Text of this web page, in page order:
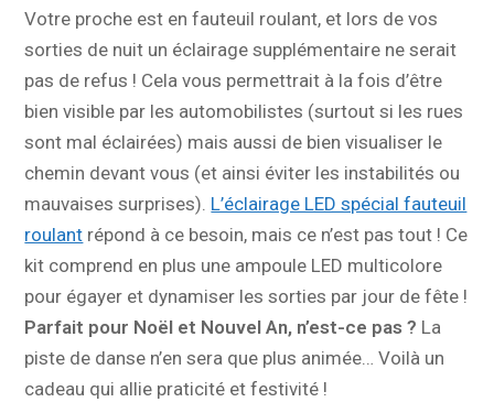
Votre proche est en fauteuil roulant, et lors de vos
sorties de nuit un éclairage supplémentaire ne serait
pas de refus ! Cela vous permettrait à la fois d’être
bien visible par les automobilistes (surtout si les rues
sont mal éclairées) mais aussi de bien visualiser le
chemin devant vous (et ainsi éviter les instabilités ou
mauvaises surprises). L’éclairage LED spécial fauteuil
roulant répond à ce besoin, mais ce n’est pas tout ! Ce
kit comprend en plus une ampoule LED multicolore
pour égayer et dynamiser les sorties par jour de fête !
Parfait pour Noël et Nouvel An, n’est-ce pas ? La
piste de danse n’en sera que plus animée… Voilà un
cadeau qui allie praticité et festivité !